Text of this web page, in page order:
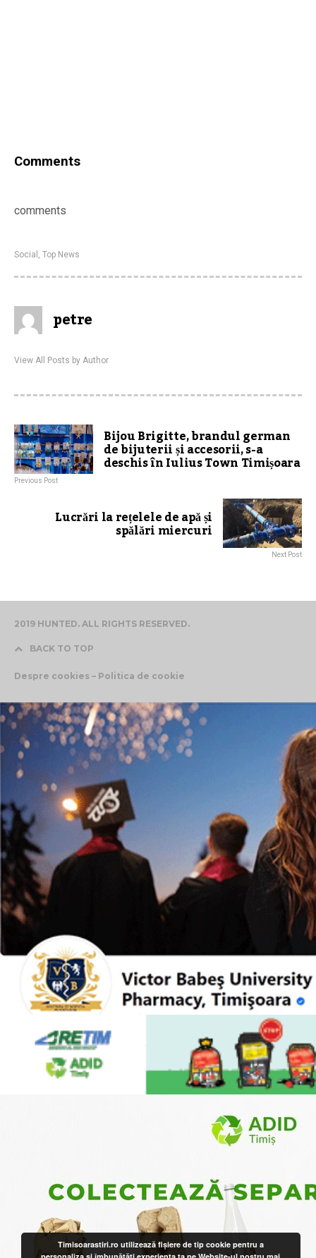
Comments
comments
Social , Top News
petre
View All Posts by Author
Bijou Brigitte, brandul german
de bijuterii și accesorii, s-a
deschis în Iulius Town Timișoara
Previous Post
Lucrări la rețelele de apă și
spălări miercuri
Next Post
2019 HUNTED. ALL RIGHTS RESERVED.
BACK TO TOP
Despre cookies – Politica de cookie
Timisoarastiri.ro utilizează fişiere de tip cookie pentru a